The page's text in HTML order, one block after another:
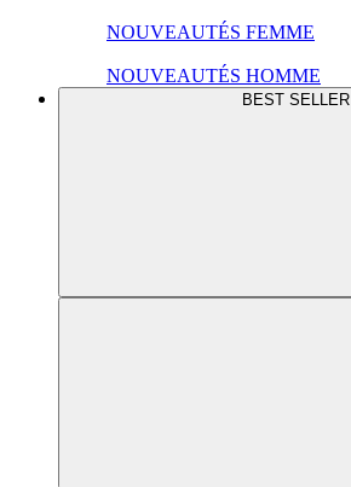
NOUVEAUTÉS FEMME
NOUVEAUTÉS HOMME
BEST SELLER